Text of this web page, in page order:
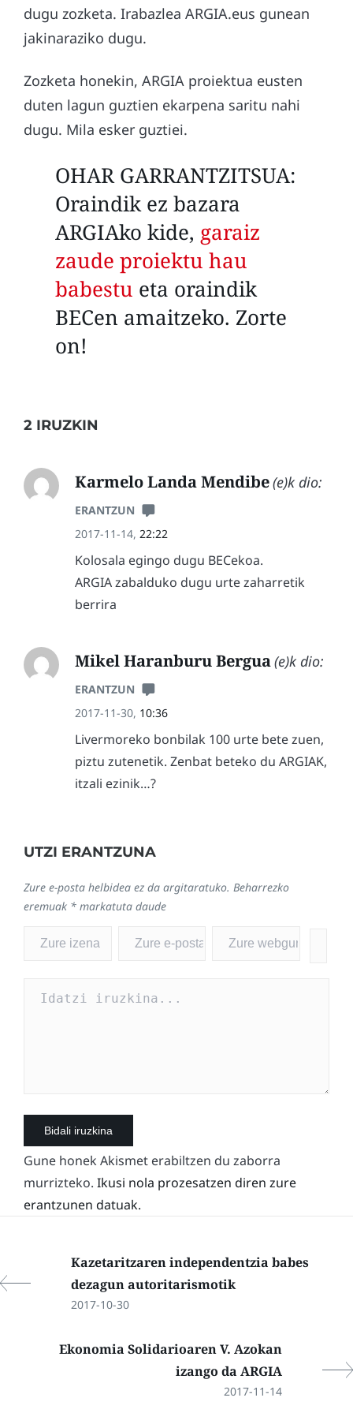
dugu zozketa. Irabazlea ARGIA.eus gunean
jakinaraziko dugu.
Zozketa honekin, ARGIA proiektua eusten
duten lagun guztien ekarpena saritu nahi
dugu. Mila esker guztiei.
OHAR GARRANTZITSUA:
Oraindik ez bazara
ARGIAko kide, garaiz
zaude proiektu hau
babestu eta oraindik
BECen amaitzeko. Zorte
on!
2 IRUZKIN
Karmelo Landa Mendibe(e)k dio:
ERANTZUN
2017-11-14, 22:22
Kolosala egingo dugu BECekoa.
ARGIA zabalduko dugu urte zaharretik
berrira
Mikel Haranburu Bergua(e)k dio:
ERANTZUN
2017-11-30, 10:36
Livermoreko bonbilak 100 urte bete zuen,
piztu zutenetik. Zenbat beteko du ARGIAK,
itzali ezinik…?
UTZI ERANTZUNA
Zure e-posta helbidea ez da argitaratuko. Beharrezko
eremuak * markatuta daude
Gune honek Akismet erabiltzen du zaborra
murrizteko. Ikusi nola prozesatzen diren zure
erantzunen datuak.
Kazetaritzaren independentzia babes
dezagun autoritarismotik
2017-10-30
Ekonomia Solidarioaren V. Azokan
izango da ARGIA
2017-11-14